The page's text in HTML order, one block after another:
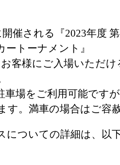
催される『2023年度
ートーナメント』
客様にご入場いただ
車場をご利用可能です
す。満車の場合はご容
についての詳細は、以